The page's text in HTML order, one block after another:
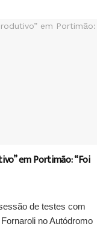
em Portimão: “Foi
de testes com
no Autódromo